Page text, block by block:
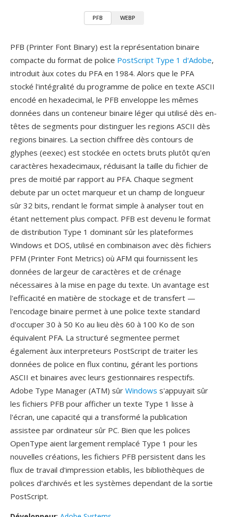
PFB WEBP
PFB (Printer Font Binary) est la représentation binaire
compacte du format de police PostScript Type 1 d'Adobe,
introduit àux cotes du PFA en 1984. Alors que le PFA
stocké l'intégralité du programme de police en texte ASCII
encodé en hexadecimal, le PFB enveloppe les mêmes
données dans un conteneur binaire léger qui utilisé dès en-
têtes de segments pour distinguer les regions ASCII dès
regions binaires. La section chiffree dès contours de
glyphes (eexec) est stockée en octets bruts plutôt qu'en
caractères hexadecimaux, réduisant la taille du fichier de
pres de moitié par rapport au PFA. Chaque segment
debute par un octet marqueur et un champ de longueur
sûr 32 bits, rendant le format simple à analyser tout en
étant nettement plus compact. PFB est devenu le format
de distribution Type 1 dominant sûr les plateformes
Windows et DOS, utilisé en combinaison avec dès fichiers
PFM (Printer Font Metrics) où AFM qui fournissent les
données de largeur de caractères et de crénage
nécessaires à la mise en page du texte. Un avantage est
l'efficacité en matière de stockage et de transfert —
l'encodage binaire permet à une police texte standard
d'occuper 30 à 50 Ko au lieu dès 60 à 100 Ko de son
équivalent PFA. La structuré segmentee permet
également àux interpreteurs PostScript de traiter les
données de police en flux continu, gérant les portions
ASCII et binaires avec leurs gestionnaires respectifs.
Adobe Type Manager (ATM) sûr Windows s'appuyait sûr
les fichiers PFB pour afficher un texte Type 1 lisse à
l'écran, une capacité qui a transformé la publication
assistee par ordinateur sûr PC. Bien que les polices
OpenType aient largement remplacé Type 1 pour les
nouvelles créations, les fichiers PFB persistent dans les
flux de travail d'impression etablis, les bibliothèques de
polices d'archivés et les systèmes dependant de la sortie
PostScript.